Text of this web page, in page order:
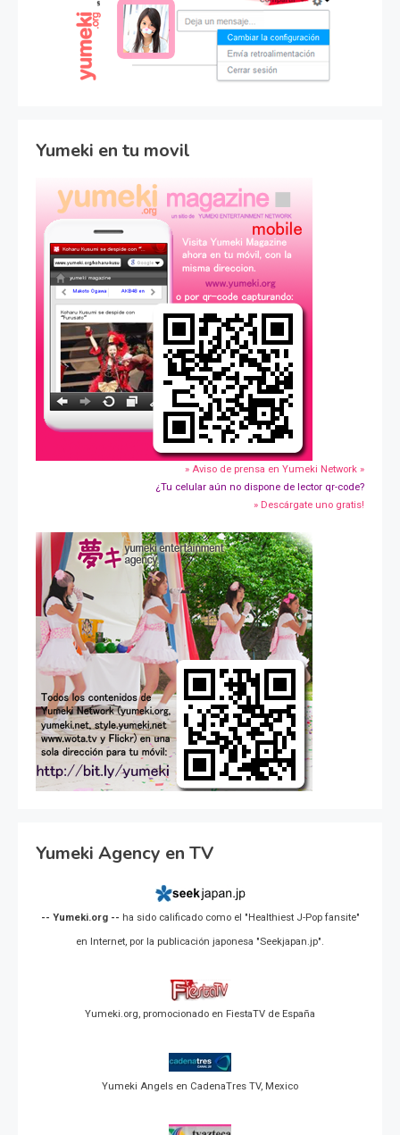
Yumeki en tu movil
» Aviso de prensa en Yumeki Network »
¿Tu celular aún no dispone de lector qr-code?
» Descárgate uno gratis!
Yumeki Agency en TV
-- Yumeki.org -- ha sido calificado como el "Healthiest J-Pop fansite"
en Internet, por la publicación japonesa "Seekjapan.jp".
Yumeki.org, promocionado en FiestaTV de España
Yumeki Angels en CadenaTres TV, Mexico